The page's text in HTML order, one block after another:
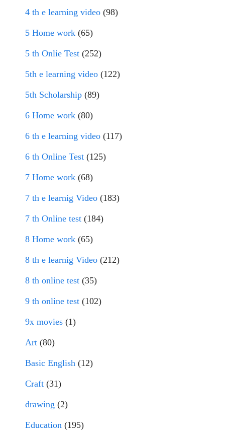
4 th e learning video (98)
5 Home work (65)
5 th Onlie Test (252)
5th e learning video (122)
5th Scholarship (89)
6 Home work (80)
6 th e learning video (117)
6 th Online Test (125)
7 Home work (68)
7 th e learnig Video (183)
7 th Online test (184)
8 Home work (65)
8 th e learnig Video (212)
8 th online test (35)
9 th online test (102)
9x movies (1)
Art (80)
Basic English (12)
Craft (31)
drawing (2)
Education (195)